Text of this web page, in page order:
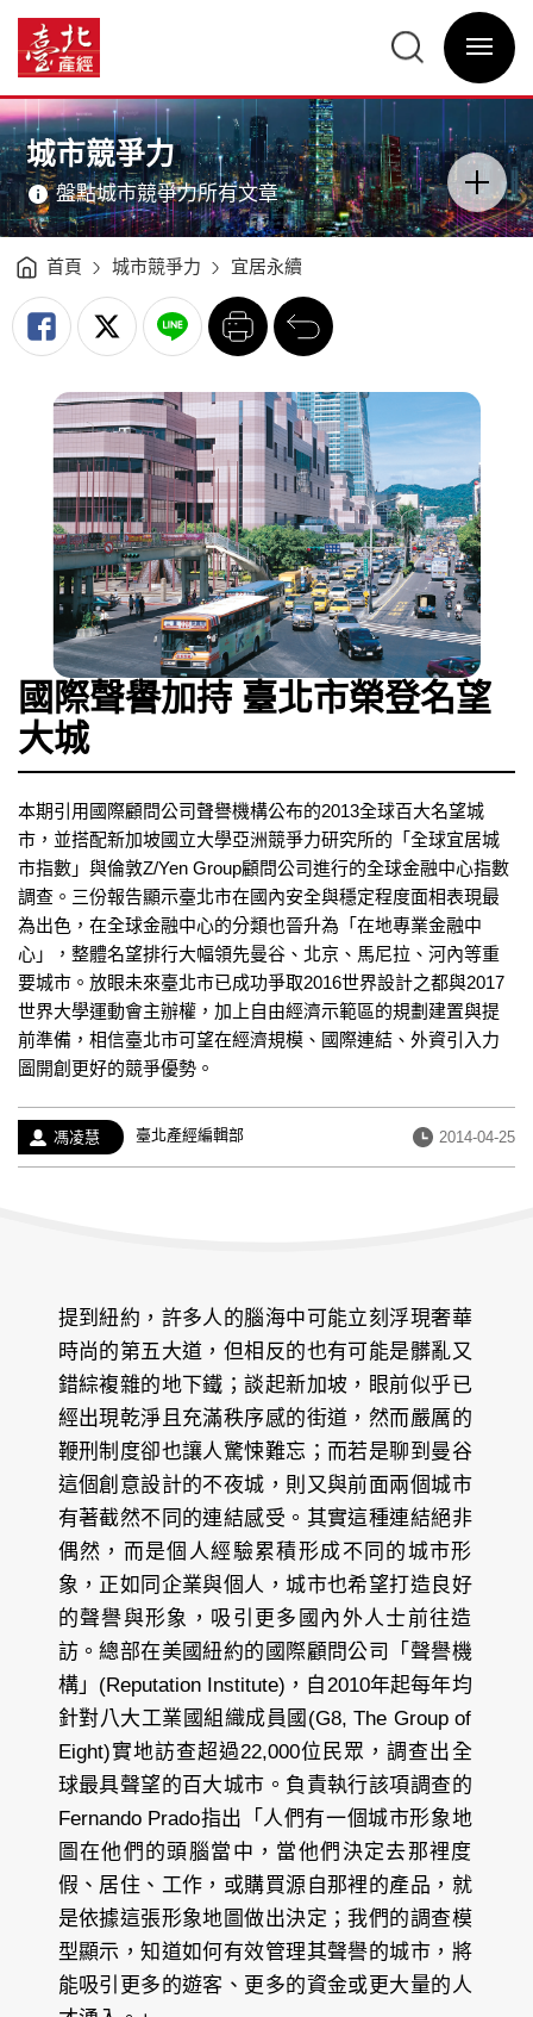
市
榮
登
望
大
城
-
臺
北
產
經
臺
經
訊
網
網
站
主
單
選
單
關
主
意
境
城市競爭力
盤點城市競爭力所有文章
分
類
開
關
首頁 城市競爭力 宜居永續
列
印
回
前
一
頁
國際聲譽加持 臺北市榮登名望
大城
本期引用國際顧問公司聲譽機構公布的2013全球百大名望城
市，並搭配新加坡國立大學亞洲競爭力研究所的「全球宜居城
市指數」與倫敦Z/Yen Group顧問公司進行的全球金融中心指數
調查。三份報告顯示臺北市在國內安全與穩定程度面相表現最
為出色，在全球金融中心的分類也晉升為「在地專業金融中
心」，整體名望排行大幅領先曼谷、北京、馬尼拉、河內等重
要城市。放眼未來臺北市已成功爭取2016世界設計之都與2017
世界大學運動會主辦權，加上自由經濟示範區的規劃建置與提
前準備，相信臺北市可望在經濟規模、國際連結、外資引入力
圖開創更好的競爭優勢。
作
者：
馮凌慧
經
歷：
臺北產經編輯部
發
布
2014-04-25
提到紐約，許多人的腦海中可能立刻浮現奢華
時尚的第五大道，但相反的也有可能是髒亂又
錯綜複雜的地下鐵；談起新加坡，眼前似乎已
經出現乾淨且充滿秩序感的街道，然而嚴厲的
鞭刑制度卻也讓人驚悚難忘；而若是聊到曼谷
這個創意設計的不夜城，則又與前面兩個城市
有著截然不同的連結感受。其實這種連結絕非
偶然，而是個人經驗累積形成不同的城市形
象，正如同企業與個人，城市也希望打造良好
的聲譽與形象，吸引更多國內外人士前往造
訪。總部在美國紐約的國際顧問公司「聲譽機
構」(Reputation Institute)，自2010年起每年均
針對八大工業國組織成員國(G8, The Group of
Eight)實地訪查超過22,000位民眾，調查出全
球最具聲望的百大城市。負責執行該項調查的
Fernando Prado指出「人們有一個城市形象地
圖在他們的頭腦當中，當他們決定去那裡度
假、居住、工作，或購買源自那裡的產品，就
是依據這張形象地圖做出決定；我們的調查模
型顯示，知道如何有效管理其聲譽的城市，將
能吸引更多的遊客、更多的資金或更大量的人